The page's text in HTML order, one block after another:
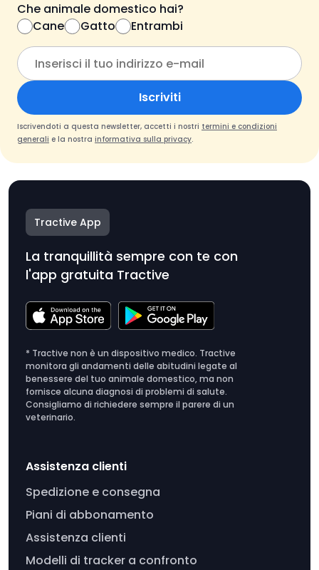
Che animale domestico hai?
Cane
Gatto Entrambi
Iscriviti
Iscrivendoti a questa newsletter, accetti i nostri termini e condizioni
generali e la nostra informativa sulla privacy.
Tractive App
La tranquillità sempre con te con
l'app gratuita Tractive
* Tractive non è un dispositivo medico. Tractive
monitora gli andamenti delle abitudini legate al
benessere del tuo animale domestico, ma non
fornisce alcuna diagnosi di problemi di salute.
Consigliamo di richiedere sempre il parere di un
veterinario.
Assistenza clienti
Spedizione e consegna
Piani di abbonamento
Assistenza clienti
Modelli di tracker a confronto